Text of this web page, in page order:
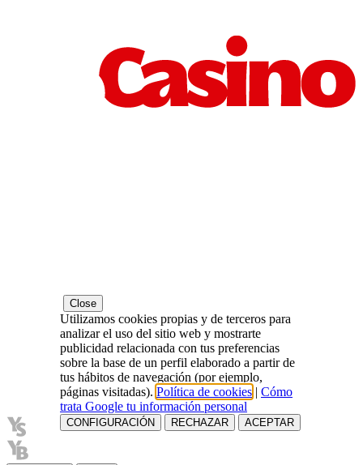
Close
Utilizamos cookies propias y de terceros para
analizar el uso del sitio web y mostrarte
publicidad relacionada con tus preferencias
sobre la base de un perfil elaborado a partir de
tus hábitos de navegación (por ejemplo,
páginas visitadas). Política de cookies | Cómo
trata Google tu información personal
CONFIGURACIÓN RECHAZAR ACEPTAR